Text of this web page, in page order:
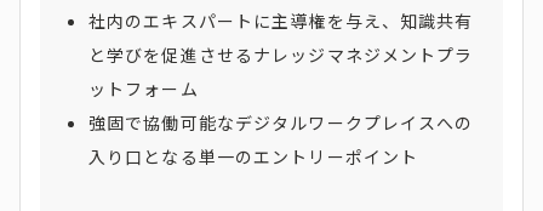
社内のエキスパートに主導権を与え、知識共有
と学びを促進させるナレッジマネジメントプラ
ットフォーム
強固で協働可能なデジタルワークプレイスへの
入り口となる単一のエントリーポイント